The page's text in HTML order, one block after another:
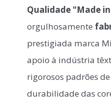
Qualidade "Made
orgulhosamente
prestigiada marca
apoio à indústria
rigorosos padrões
durabilidade das